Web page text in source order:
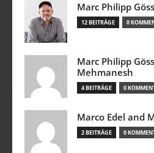
Marc Philipp
12 BEITRÄGE 0
Marc Philipp
Mehmanesh
4 BEITRÄGE 0
Marco Edel and
2 BEITRÄGE 0